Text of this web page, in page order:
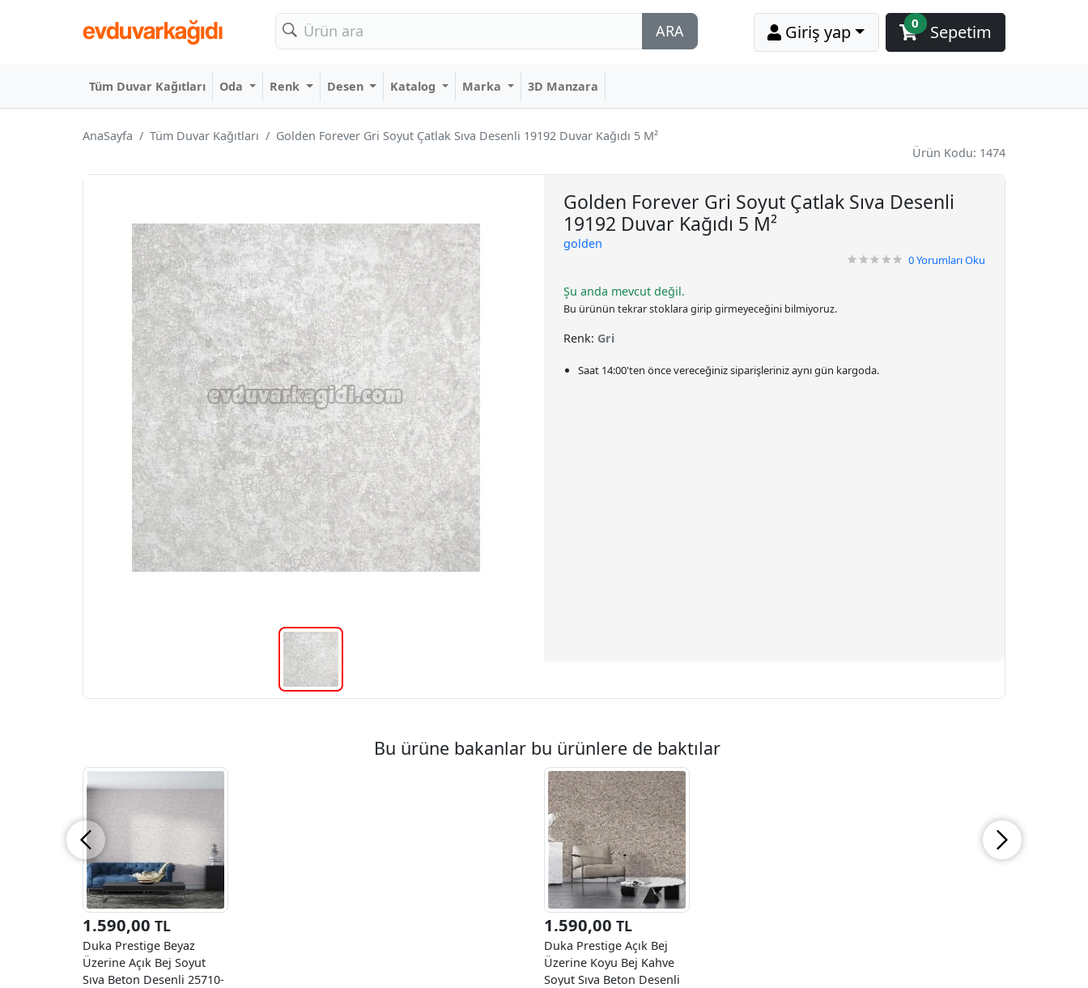
ARA Giriş yap Sepetim
0
Tüm Duvar Kağıtları Oda Renk Desen Katalog Marka 3D Manzara
AnaSayfa Tüm Duvar Kağıtları
Golden Forever Gri Soyut Çatlak Sıva Desenli 19192 Duvar Kağıdı 5 M²
Ürün Kodu: 1474
Golden Forever Gri Soyut Çatlak Sıva Desenli
19192 Duvar Kağıdı 5 M²
golden
0Yorumları Oku
Şu anda mevcut değil.
Bu ürünün tekrar stoklara girip girmeyeceğini bilmiyoruz.
Renk: Gri
Saat 14:00'ten önce vereceğiniz siparişlerinizaynı gün kargoda.
Bu ürüne bakanlar bu ürünlere de baktılar
1.590,00 TL
Duka Prestige Beyaz
Üzerine Açık Bej Soyut
Sıva Beton Desenli 25710-
1.590,00 TL
Duka Prestige Açık Bej
Üzerine Koyu Bej Kahve
Soyut Sıva Beton Desenli